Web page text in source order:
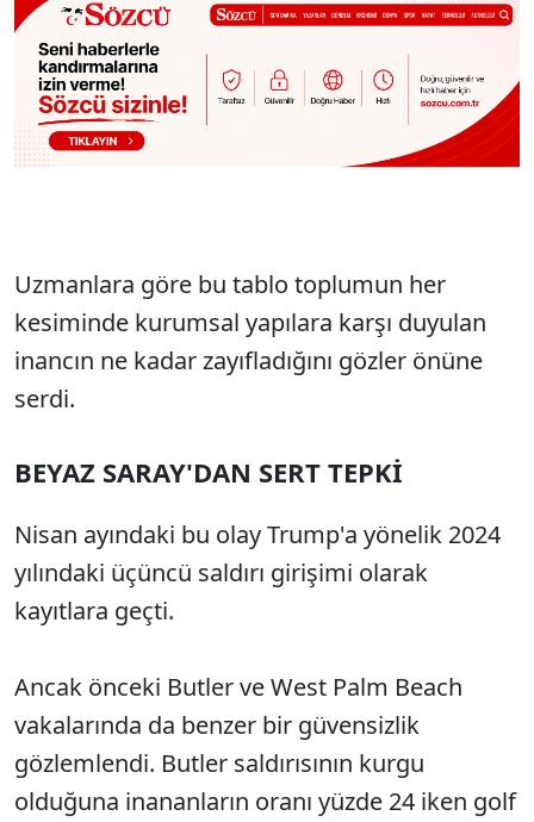
Uzmanlara göre bu tablo toplumun her
kesiminde kurumsal yapılara karşı duyulan
inancın ne kadar zayıfladığını gözler önüne
serdi.
BEYAZ SARAY'DAN SERT TEPKİ
Nisan ayındaki bu olay Trump'a yönelik 2024
yılındaki üçüncü saldırı girişimi olarak
kayıtlara geçti.
Ancak önceki Butler ve West Palm Beach
vakalarında da benzer bir güvensizlik
gözlemlendi. Butler saldırısının kurgu
olduğuna inananların oranı yüzde 24 iken golf